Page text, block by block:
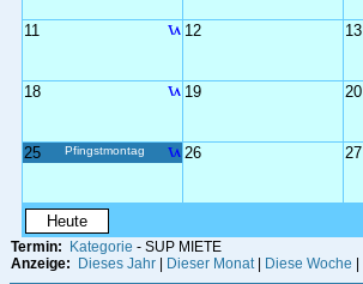
11 12 13
18 19 20
25 Pfingstmontag 26 27
Heute
Termin:
Kategorie - SUP MIETE
Anzeige:
Dieses Jahr Dieser Monat| Diese Woche